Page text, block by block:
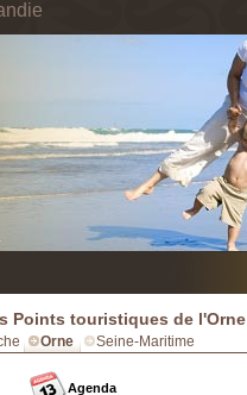
Points touristiques de l'Orne
Orne Seine-Maritime
Agenda